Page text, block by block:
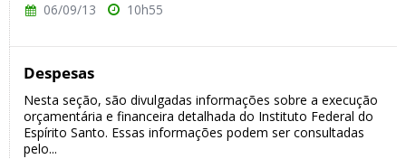
06/09/13 10h55
Despesas
Nesta seção, são divulgadas informações sobre a execução
orçamentária e financeira detalhada do Instituto Federal do
Espírito Santo. Essas informações podem ser consultadas
pelo...